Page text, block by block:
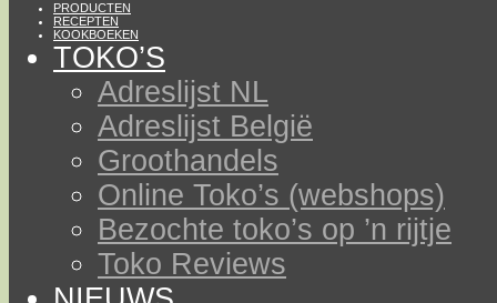
PRODUCTEN
RECEPTEN
KOOKBOEKEN
TOKO’S
Adreslijst NL
Adreslijst België
Groothandels
Online Toko’s (webshops)
Bezochte toko’s op ’n rijtje
Toko Reviews